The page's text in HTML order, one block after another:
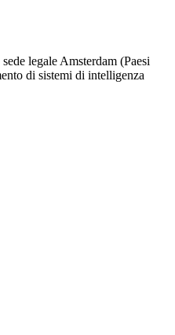
legale Amsterdam (Paesi
di sistemi di intelligenza